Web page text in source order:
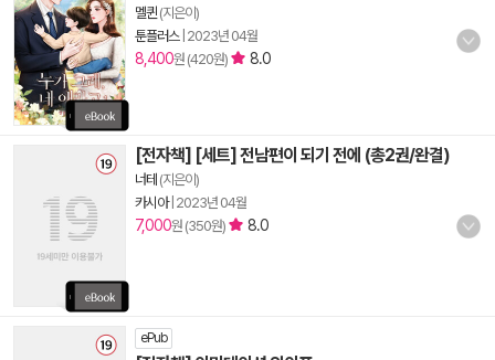
멜퀸 (지은이)
툰플러스| 2023년 04월
8,400원 (420원) 8.0
[전자책] [세트] 전남편이 되기 전에 (총2권/완결)
너테 (지은이)
카시아| 2023년 04월
7,000원 (350원) 8.0
ePub